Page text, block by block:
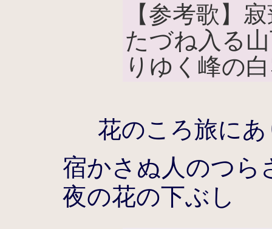
【参考歌】
たづね入る
りゆく峰の
花のころ旅に
宿かさぬ人のつら
夜の花の下ぶし